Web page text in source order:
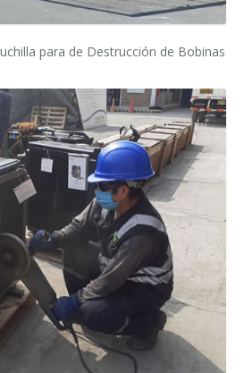
para de Destrucción de Bobinas